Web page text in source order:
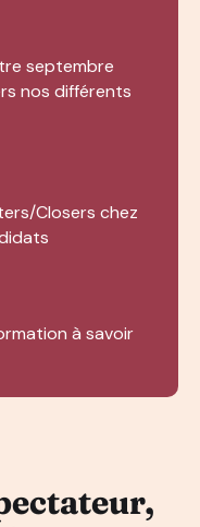
septembre
nos différents
Closers chez
à savoir